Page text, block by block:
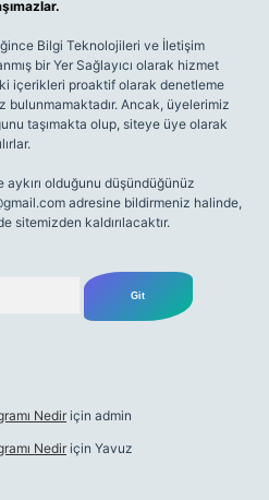
Bilgi Teknolojileri ve İletişim
bir Yer Sağlayıcı olarak hizmet
içerikleri proaktif olarak denetleme
bulunmamaktadır. Ancak, üyelerimiz
taşımakta olup, siteye üye olarak
olduğunu düşündüğünüz
adresine bildirmeniz halinde,
sitemizden kaldırılacaktır.
Nedir için admin
Nedir için Yavuz